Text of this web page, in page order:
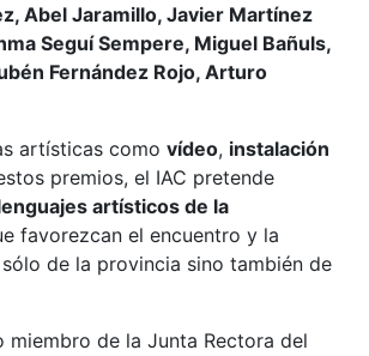
Abel Jaramillo, Javier Martínez
Seguí Sempere, Miguel Bañuls,
Fernández Rojo, Arturo
artísticas como vídeo, instalación
premios, el IAC pretende
artísticos de la
favorezcan el encuentro y la
de la provincia sino también de
miembro de la Junta Rectora del